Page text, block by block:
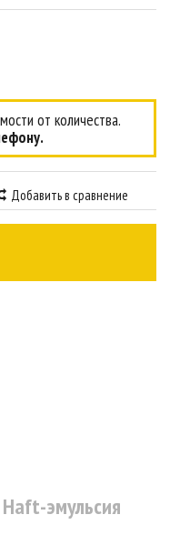
от количества.
Добавить в сравнение
эмульсия